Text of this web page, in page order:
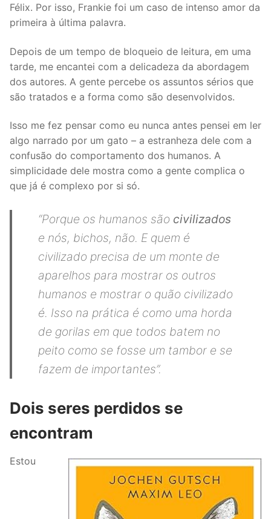
Félix. Por isso, Frankie foi um caso de intenso amor da
primeira à última palavra.
Depois de um tempo de bloqueio de leitura, em uma
tarde, me encantei com a delicadeza da abordagem
dos autores. A gente percebe os assuntos sérios que
são tratados e a forma como são desenvolvidos.
Isso me fez pensar como eu nunca antes pensei em ler
algo narrado por um gato – a estranheza dele com a
confusão do comportamento dos humanos. A
simplicidade dele mostra como a gente complica o
que já é complexo por si só.
“Porque os humanos são civilizados
e nós, bichos, não. E quem é
civilizado precisa de um monte de
aparelhos para mostrar os outros
humanos e mostrar o quão civilizado
é. Isso na prática é como uma horda
de gorilas em que todos batem no
peito como se fosse um tambor e se
fazem de importantes”.
Dois seres perdidos se
encontram
Estou